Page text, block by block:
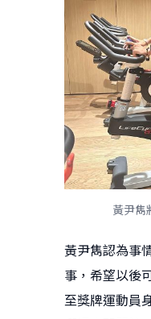
黃尹雋
黃尹雋認為事
事，希望以後
至獎牌運動員